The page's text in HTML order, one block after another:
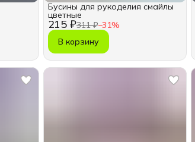
215 ₽311 ₽−31%
Бусины для рукоделия смайлы
цветные
В корзину